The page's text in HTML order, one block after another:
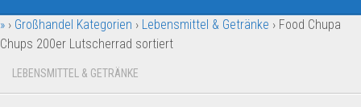
Garten & Werkzeug
Geschäft, Büro & Schreibwaren
Geschenkartikel
» › Großhandel Kategorien › Lebensmittel & Getränke › Food Chupa
Chups 200er Lutscherrad sortiert
LEBENSMITTEL & GETRÄNKE